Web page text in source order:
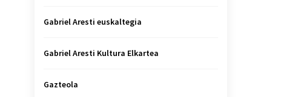
Gabriel Aresti euskaltegia
Gabriel Aresti Kultura Elkartea
Gazteola